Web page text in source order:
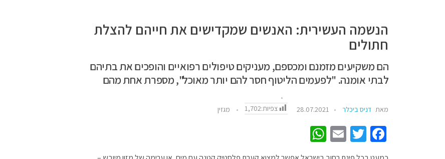
הנשמה העשירית: האנשים שמקדישים את חייהם להצלת
חתולים
הם משקיעים מזמנם ומכספם, מעניקים טיפולים רפואיים והופכים את בתיהם
לבתי אומנה. "לפעמים הליטוף חסר להם יותר מאוכל", מספרת אחת מהם
מאת דניס ביכלר 28.07.2021 צפיות:1,702 מגזין
Fa
ce
T
E
W